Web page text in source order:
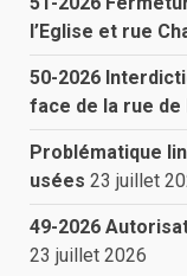
l’Eglise et rue
50-2026
face de la rue de
Problématique
usées 23 juillet
49-2026
23 juillet 2026